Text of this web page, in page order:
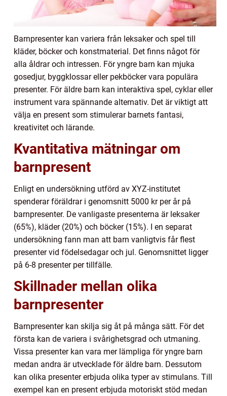
Barnpresenter kan variera från leksaker och spel till
kläder, böcker och konstmaterial. Det finns något för
alla åldrar och intressen. För yngre barn kan mjuka
gosedjur, byggklossar eller pekböcker vara populära
presenter. För äldre barn kan interaktiva spel, cyklar eller
instrument vara spännande alternativ. Det är viktigt att
välja en present som stimulerar barnets fantasi,
kreativitet och lärande.
Kvantitativa mätningar om
barnpresent
Enligt en undersökning utförd av XYZ-institutet
spenderar föräldrar i genomsnitt 5000 kr per år på
barnpresenter. De vanligaste presenterna är leksaker
(65%), kläder (20%) och böcker (15%). I en separat
undersökning fann man att barn vanligtvis får flest
presenter vid födelsedagar och jul. Genomsnittet ligger
på 6-8 presenter per tillfälle.
Skillnader mellan olika
barnpresenter
Barnpresenter kan skilja sig åt på många sätt. För det
första kan de variera i svårighetsgrad och utmaning.
Vissa presenter kan vara mer lämpliga för yngre barn
medan andra är utvecklade för äldre barn. Dessutom
kan olika presenter erbjuda olika typer av stimulans. Till
exempel kan en present erbjuda motoriskt stöd medan